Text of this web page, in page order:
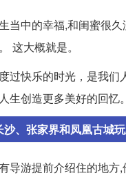
当中的幸福,和闺蜜很
这大概就是。
过快乐的时光，是我
生创造更多美好的回忆
、张家界和凤凰古城
导游提前介绍住的地